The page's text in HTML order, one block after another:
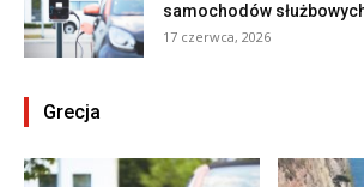
samochodów
17 czerwca, 2026
Grecja